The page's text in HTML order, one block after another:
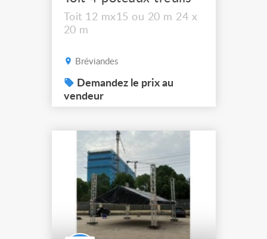
Toit 12 mx15 ou 20 m 24 x
20 m
Bréviandes
Demandez le prix au
vendeur